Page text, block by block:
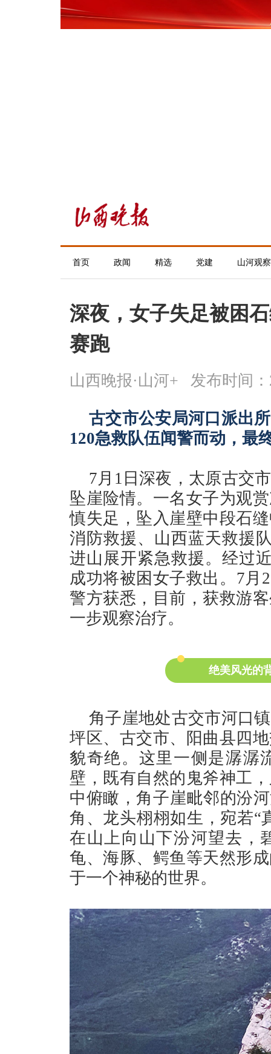
首页 政闻 精选 党建 山河观察
深夜，女子失足被困
赛跑
山西晚报·山河+ 发布时间：
古交市公安局河口派出
120急救队伍闻警而动，最
7月1日深夜，太原古交
坠崖险情。一名女子为观
慎失足，坠入崖壁中段石
消防救援、山西蓝天救援
进山展开紧急救援。经过
成功将被困女子救出。7月
警方获悉，目前，获救游
一步观察治疗。
绝美风光的
角子崖地处古交市河口
坪区、古交市、阳曲县四
貌奇绝。这里一侧是潺潺
壁，既有自然的鬼斧神工
中俯瞰，角子崖毗邻的汾
角、龙头栩栩如生，宛若“
在山上向山下汾河望去，
龟、海豚、鳄鱼等天然形
于一个神秘的世界。